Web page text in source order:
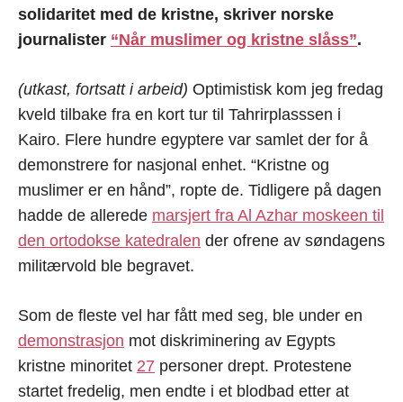
solidaritet med de kristne, skriver norske
journalister “Når muslimer og kristne slåss”.
(utkast, fortsatt i arbeid) Optimistisk kom jeg fredag
kveld tilbake fra en kort tur til Tahrirplasssen i
Kairo. Flere hundre egyptere var samlet der for å
demonstrere for nasjonal enhet. “Kristne og
muslimer er en hånd”, ropte de. Tidligere på dagen
hadde de allerede marsjert fra Al Azhar moskeen til
den ortodokse katedralen der ofrene av søndagens
militærvold ble begravet.
Som de fleste vel har fått med seg, ble under en
demonstrasjon mot diskriminering av Egypts
kristne minoritet 27 personer drept. Protestene
startet fredelig, men endte i et blodbad etter at